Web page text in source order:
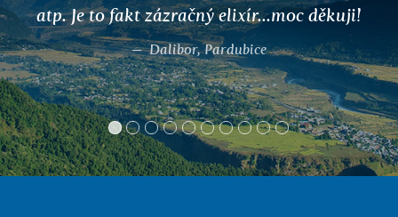
již po měsíci byl bez alergie resp. příznaků
kýchání, svědění očí apod. Děkuji.
R. Frank